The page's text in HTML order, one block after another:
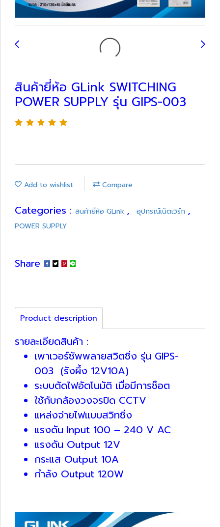
สินค้ายี่ห้อ GLink SWITCHING
POWER SUPPLY รุ่น GIPS-003
Add to wishlist Compare
Categories : สินค้ายี่ห้อ GLink , อุปกรณ์เน็ตเวิร์ก ,
POWER SUPPLY
Share
Product description
รายละเอียดสินค้า :
เพาเวอร์ซัพพลายสวิตชิ่ง รุ่น GIPS-
003 (รังผึ้ง 12V10A)
ระบบตัดไฟอัตโนมัติ เมื่อมีการช็อต
ใช้กับกล้องวงจรปิด CCTV
แหล่งจ่ายไฟแบบสวิทซิ่ง
แรงดัน Input 100 – 240 V AC
แรงดัน Output 12V
กระแส Output 10A
กำลัง Output 120W